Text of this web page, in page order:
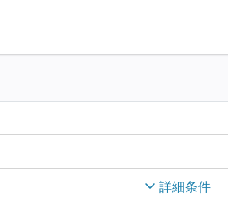
詳細条件